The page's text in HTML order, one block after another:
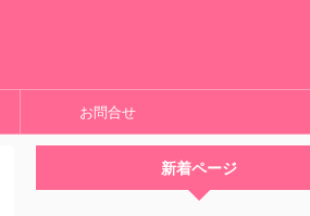
お問合せ
新着ページ